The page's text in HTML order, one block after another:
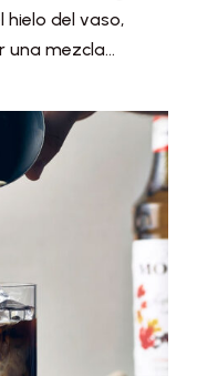
hielo del vaso,
mezcla...